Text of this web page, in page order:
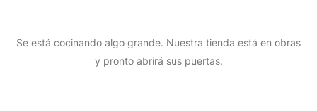
Se está cocinando algo grande. Nuestra tienda está en obras
y pronto abrirá sus puertas.